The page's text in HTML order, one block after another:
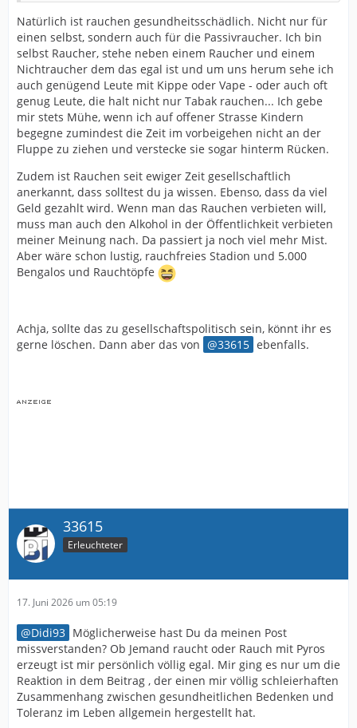
Natürlich ist rauchen gesundheitsschädlich. Nicht nur für
einen selbst, sondern auch für die Passivraucher. Ich bin
selbst Raucher, stehe neben einem Raucher und einem
Nichtraucher dem das egal ist und um uns herum sehe ich
auch genügend Leute mit Kippe oder Vape - oder auch oft
genug Leute, die halt nicht nur Tabak rauchen... Ich gebe
mir stets Mühe, wenn ich auf offener Strasse Kindern
begegne zumindest die Zeit im vorbeigehen nicht an der
Fluppe zu ziehen und verstecke sie sogar hinterm Rücken.
Zudem ist Rauchen seit ewiger Zeit gesellschaftlich
anerkannt, dass solltest du ja wissen. Ebenso, dass da viel
Geld gezahlt wird. Wenn man das Rauchen verbieten will,
muss man auch den Alkohol in der Öffentlichkeit verbieten
meiner Meinung nach. Da passiert ja noch viel mehr Mist.
Aber wäre schon lustig, rauchfreies Stadion und 5.000
Bengalos und Rauchtöpfe
Achja, sollte das zu gesellschaftspolitisch sein, könnt ihr es
gerne löschen. Dann aber das von
33615 ebenfalls.
33615
Erleuchteter
17. Juni 2026 um 05:19
Didi93 Möglicherweise hast Du da meinen Post
missverstanden? Ob Jemand raucht oder Rauch mit Pyros
erzeugt ist mir persönlich völlig egal. Mir ging es nur um die
Reaktion in dem Beitrag , der einen mir völlig schleierhaften
Zusammenhang zwischen gesundheitlichen Bedenken und
Toleranz im Leben allgemein hergestellt hat.